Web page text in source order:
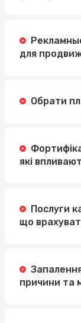
для
Обрати
які
Послуги
що
причини та